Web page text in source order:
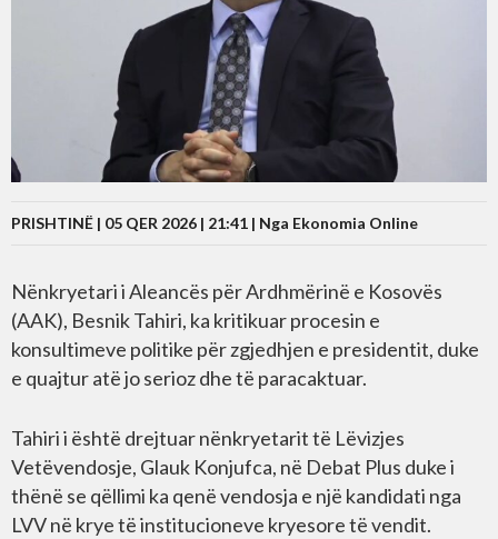
PRISHTINË | 05 QER 2026 | 21:41 | Nga Ekonomia Online
Nënkryetari i Aleancës për Ardhmërinë e Kosovës
(AAK), Besnik Tahiri, ka kritikuar procesin e
konsultimeve politike për zgjedhjen e presidentit, duke
e quajtur atë jo serioz dhe të paracaktuar.
Tahiri i është drejtuar nënkryetarit të Lëvizjes
Vetëvendosje, Glauk Konjufca, në Debat Plus duke i
thënë se qëllimi ka qenë vendosja e një kandidati nga
LVV në krye të institucioneve kryesore të vendit.